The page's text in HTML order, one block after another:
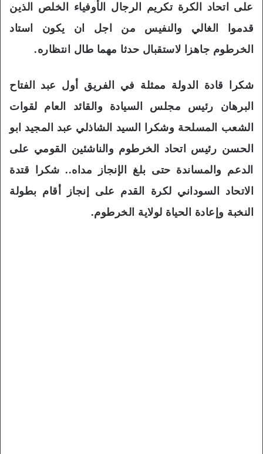
على اتحاد الكرة تكريم الرجال الأوفياء الخلص الذين
قدموا الغالي والنفيس من اجل ان يكون استاد
الخرطوم جاهزا لاستقبال حدثا مهما طال انتظاره.
شكرا قادة الدولة ممثلة في الفريق أول عبد الفتاح
البرهان رئيس مجلس السيادة والقائد العام لقوات
الشعب المسلحة وشكرا السيد الشاذلي عبد المجيد ابو
الحسن رئيس اتحاد الخرطوم والناشئين القومي على
الدعم والمساندة حتى بلغ الإنجاز مداه.. شكرا قتدة
الاتحاد السوداني لكرة القدم على إنجاز أقام بطولة
النخبة وإعادة الحياة لولاية الخرطوم.